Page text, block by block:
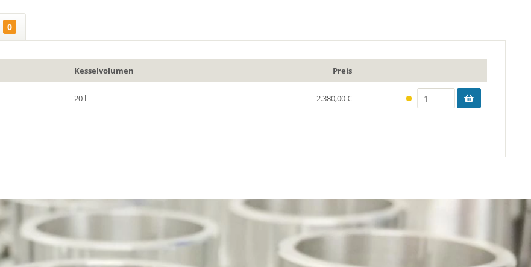
0
Kesselvolumen Preis
20 l 2.380,00 €